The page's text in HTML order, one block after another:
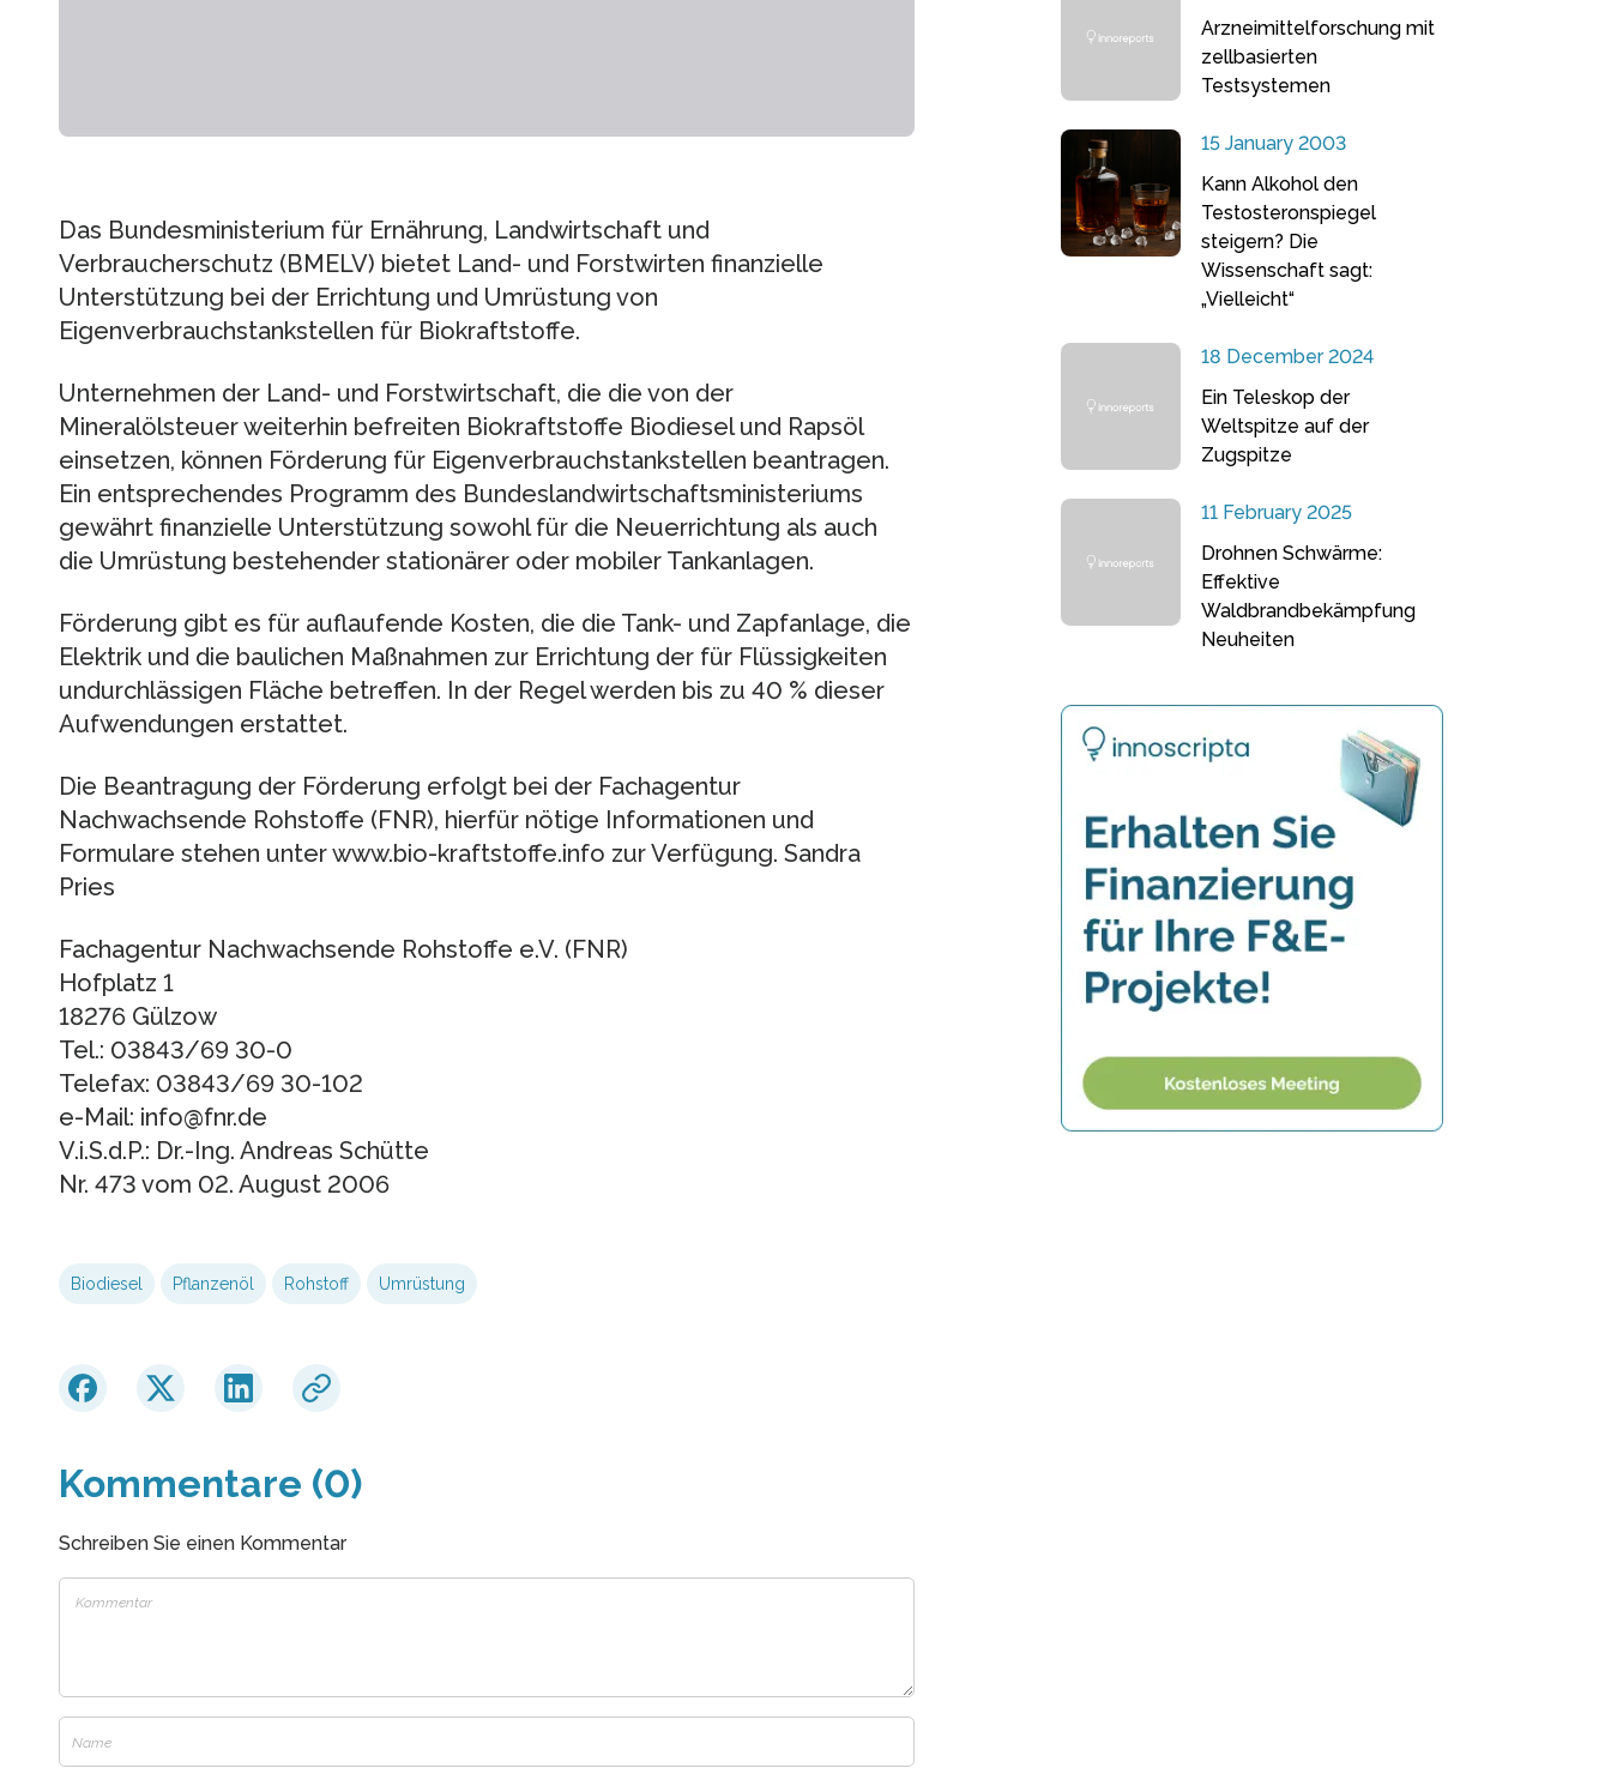
Das Bundesministerium für Ernährung, Landwirtschaft und
Verbraucherschutz (BMELV) bietet Land- und Forstwirten finanzielle
Unterstützung bei der Errichtung und Umrüstung von
Eigenverbrauchstankstellen für Biokraftstoffe.
Unternehmen der Land- und Forstwirtschaft, die die von der
Mineralölsteuer weiterhin befreiten Biokraftstoffe Biodiesel und Rapsöl
einsetzen, können Förderung für Eigenverbrauchstankstellen beantragen.
Ein entsprechendes Programm des Bundeslandwirtschaftsministeriums
gewährt finanzielle Unterstützung sowohl für die Neuerrichtung als auch
die Umrüstung bestehender stationärer oder mobiler Tankanlagen.
Förderung gibt es für auflaufende Kosten, die die Tank- und Zapfanlage, die
Elektrik und die baulichen Maßnahmen zur Errichtung der für Flüssigkeiten
undurchlässigen Fläche betreffen. In der Regel werden bis zu 40 % dieser
Aufwendungen erstattet.
Die Beantragung der Förderung erfolgt bei der Fachagentur
Nachwachsende Rohstoffe (FNR), hierfür nötige Informationen und
Formulare stehen unter www.bio-kraftstoffe.info zur Verfügung. Sandra
Pries
Fachagentur Nachwachsende Rohstoffe e.V. (FNR)
Hofplatz 1
18276 Gülzow
Tel.: 03843/69 30-0
Telefax: 03843/69 30-102
e-Mail: info@fnr.de
V.i.S.d.P.: Dr.-Ing. Andreas Schütte
Nr. 473 vom 02. August 2006
Biodiesel Pflanzenöl Rohstoff Umrüstung
Kommentare (0)
Schreiben Sie einen Kommentar
Arzneimittelforschung mit
zellbasierten
Testsystemen
15 January 2003
Kann Alkohol den
Testosteronspiegel
steigern? Die
Wissenschaft sagt:
„Vielleicht“
18 December 2024
Ein Teleskop der
Weltspitze auf der
Zugspitze
11 February 2025
Drohnen Schwärme:
Effektive
Waldbrandbekämpfung
Neuheiten